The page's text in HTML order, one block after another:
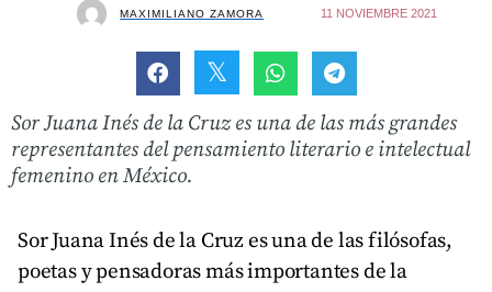
MAXIMILIANO ZAMORA 11 NOVIEMBRE 2021
Sor Juana Inés de la Cruz es una de las más grandes
representantes del pensamiento literario e intelectual
femenino en México.
Sor Juana Inés de la Cruz es una de las filósofas,
poetas y pensadoras más importantes de la